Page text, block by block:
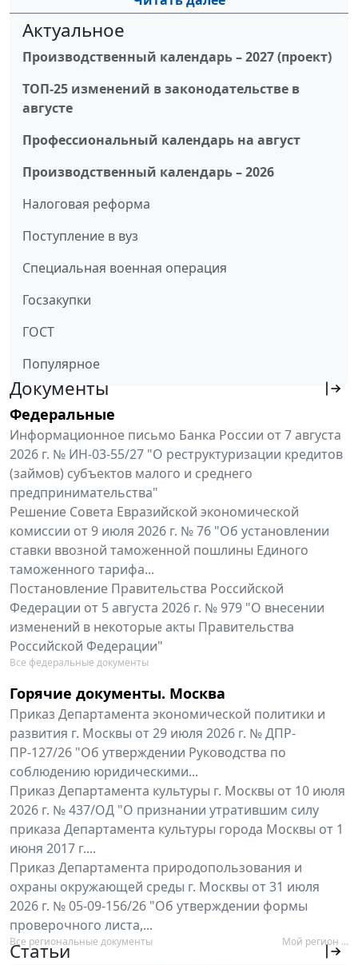
Актуальное
Производственный календарь – 2027 (проект)
ТОП-25 изменений в законодательстве в
августе
Профессиональный календарь на август
Производственный календарь – 2026
Налоговая реформа
Поступление в вуз
Специальная военная операция
Госзакупки
ГОСТ
Популярное
Документы
Федеральные
Информационное письмо Банка России от 7 августа
2026 г. № ИН-03-55/27 "О реструктуризации кредитов
(займов) субъектов малого и среднего
предпринимательства"
Решение Совета Евразийской экономической
комиссии от 9 июля 2026 г. № 76 "Об установлении
ставки ввозной таможенной пошлины Единого
таможенного тарифа...
Постановление Правительства Российской
Федерации от 5 августа 2026 г. № 979 "О внесении
изменений в некоторые акты Правительства
Российской Федерации"
Все федеральные документы
Горячие документы. Москва
Приказ Департамента экономической политики и
развития г. Москвы от 29 июля 2026 г. № ДПР-
ПР-127/26 "Об утверждении Руководства по
соблюдению юридическими...
Приказ Департамента культуры г. Москвы от 10 июля
2026 г. № 437/ОД "О признании утратившим силу
приказа Департамента культуры города Москвы от 1
июня 2017 г....
Приказ Департамента природопользования и
охраны окружающей среды г. Москвы от 31 июля
2026 г. № 05-09-156/26 "Об утверждении формы
проверочного листа,...
Все региональные документы Мой регион ...
Статьи